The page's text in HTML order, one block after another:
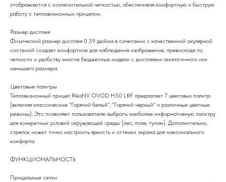
отображаются с исключительной четкостью, обеспечивая комфортную и быструю
работу с тепловизионным прицелом.
Размер дисплея
Физический размер дисплея 0.39 дюйма в сочетании с качественной окулярной
системой создает комфортное для наблюдения изображение, превосходя по
четкости и удобству многие бюджетные модели с дисплеями аналогичного или
меньшего размера.
Цветовые палитры
Тепловизионный прицел RikaNV OVOD H50 LRF предлагает 7 цветовых палитр
(включая классические "Горячий белый", "Горячий черный" и различные цветные
режимы). Это позволяет пользователю выбрать наиболее информативную палитру
для конкретных условий окружающей среды (лес, поле, туман). Дополнительно,
стрелок может точно настроить яркость и оттенки экрана для максимального
комфорта.
ФУНКЦИОНАЛЬНОСТЬ
Прицельные сетки